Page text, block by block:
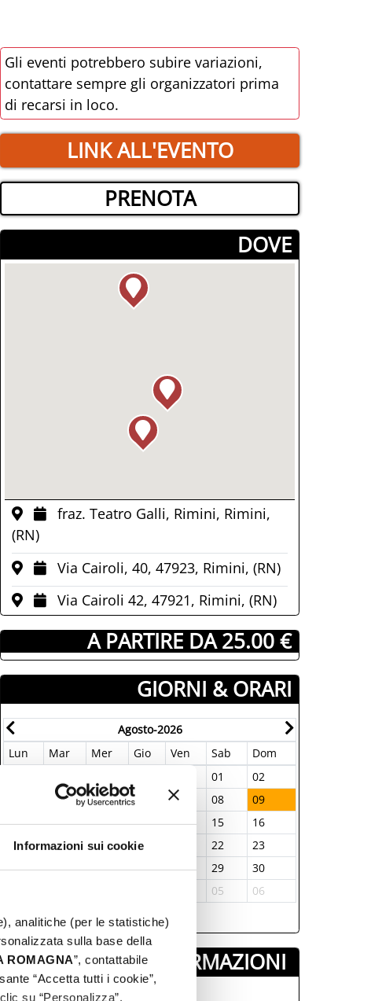
Informazioni sui cookie
analitiche (per le statistiche)
sulla base della
ROMAGNA”, contattabile
“Accetta tutti i cookie”,
su “Personalizza”.
Gli eventi potrebbero subire variazioni,
contattare sempre gli organizzatori prima
di recarsi in loco.
LINK ALL'EVENTO
PRENOTA
­DOVE
fraz. Teatro Galli, Rimini, Rimini,
(RN)
Via Cairoli, 40, 47923, Rimini, (RN)
Via Cairoli 42, 47921, Rimini, (RN)
­ A PARTIRE DA 25.00 €
GIORNI & ORARI
Agosto-2026
Lun
Mar Mer Gio Ven Sab
Dom
01
02
04 05 06 07 08
09
10
11 12 13 14 15
16
17
18 19 20 22
23
24
25 26 27 28 29
30
05 06
INFORMAZIONI ­
Teatro Amintore Galli